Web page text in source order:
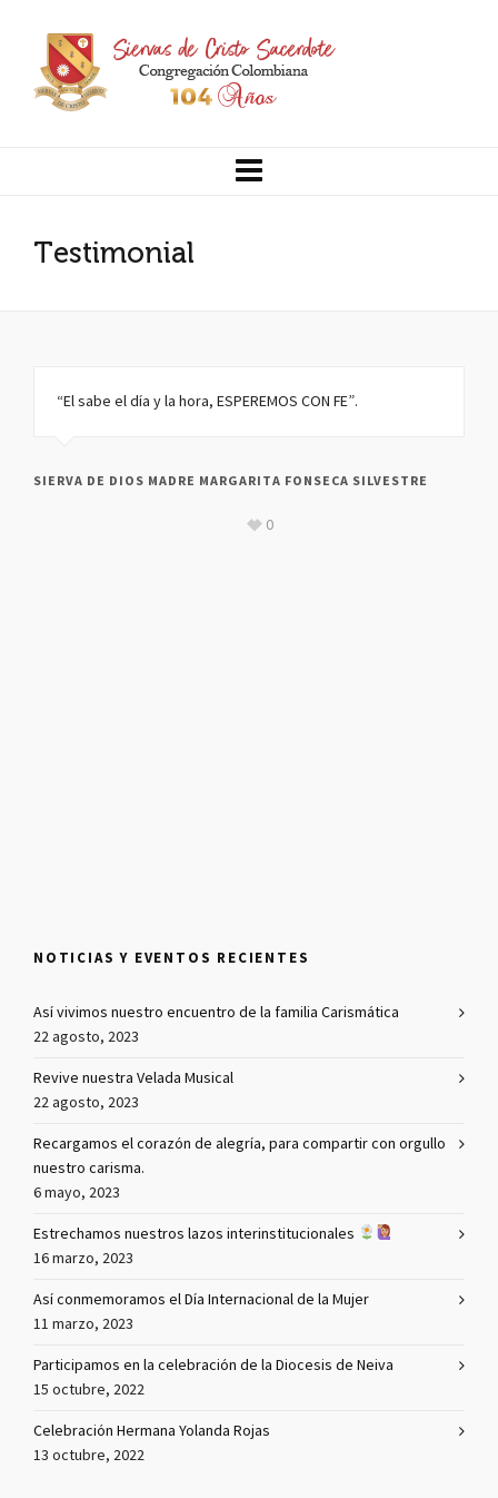
Testimonial
“El sabe el día y la hora, ESPEREMOS CON FE”.
SIERVA DE DIOS MADRE MARGARITA FONSECA SILVESTRE
0
NOTICIAS Y EVENTOS RECIENTES
Así vivimos nuestro encuentro de la familia Carismática
22 agosto, 2023
Revive nuestra Velada Musical
22 agosto, 2023
Recargamos el corazón de alegría, para compartir con orgullo
nuestro carisma.
6 mayo, 2023
Estrechamos nuestros lazos interinstitucionales
16 marzo, 2023
Así conmemoramos el Día Internacional de la Mujer
11 marzo, 2023
Participamos en la celebración de la Diocesis de Neiva
15 octubre, 2022
Celebración Hermana Yolanda Rojas
13 octubre, 2022